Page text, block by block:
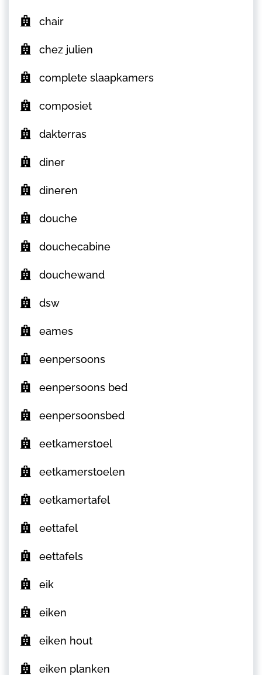
chair
chez julien
complete slaapkamers
composiet
dakterras
diner
dineren
douche
douchecabine
douchewand
dsw
eames
eenpersoons
eenpersoons bed
eenpersoonsbed
eetkamerstoel
eetkamerstoelen
eetkamertafel
eettafel
eettafels
eik
eiken
eiken hout
eiken planken